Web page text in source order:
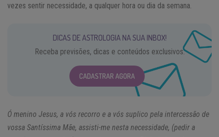
vezes sentir necessidade, a qualquer hora ou dia da semana.
DICAS DE ASTROLOGIA NA SUA INBOX!
Receba previsões, dicas e conteúdos exclusivos.
CADASTRAR AGORA
Ó menino Jesus, a vós recorro e a vós suplico pela intercessão de
vossa Santíssima Mãe, assisti-me nesta necessidade, (pedir a